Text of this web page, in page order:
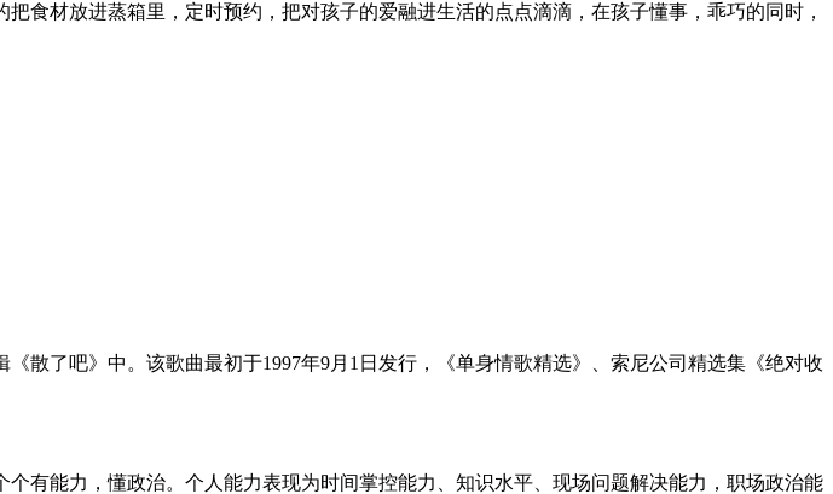
食材放进蒸箱里，定时预约，把对孩子的爱融进生活的点点滴滴，在孩子懂事，乖巧的同时，
散了吧》中。该歌曲最初于1997年9月1日发行，《单身情歌精选》、索尼公司精选集《绝对收
有能力，懂政治。个人能力表现为时间掌控能力、知识水平、现场问题解决能力，职场政治能